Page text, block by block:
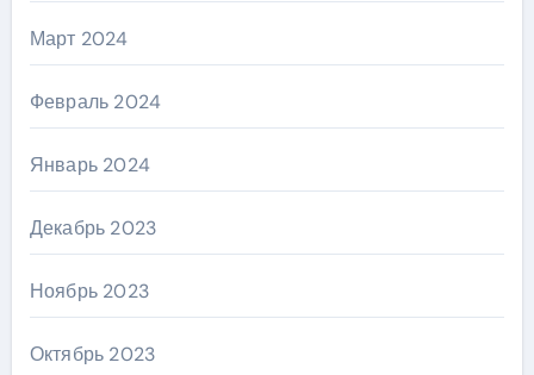
Март 2024
Февраль 2024
Январь 2024
Декабрь 2023
Ноябрь 2023
Октябрь 2023